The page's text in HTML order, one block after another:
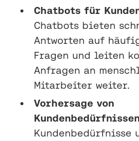
Chatbots für
Chatbots bieten
Antworten auf
Fragen und leiten
Anfragen an
Mitarbeiter weiter.
Vorhersage von
Kundenbedürfnisse